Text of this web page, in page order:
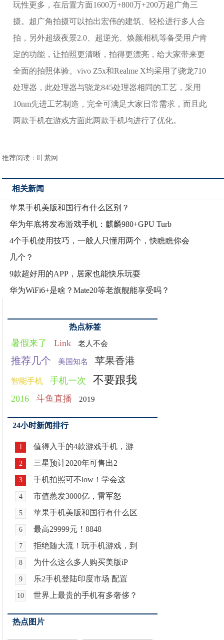
玩性更多，在后置方面1600万+800万+200万超广角三
摄。超广角拍摄可以拍出宏伟的建筑、轻松进行多人合
拍，另外超级夜景2.0、超逆光、焕颜相机等备受用户肯
定的功能，让拍照更清晰，拍得更漂亮，给大家带来更
全面的拍照体验。vivo Z5x和Realme X均采用了骁龙710
处理器，此处理器与骁龙845处理器相同的工艺，采用
10nm先进工艺制造，完全可满足大家日常需求，而且此
两款手机在游戏方面此两款手机均进行了优化。
推荐阅读：叶紫网
相关新闻
苹果手机美版和国行有什么区别？
华为年底将发布游戏手机：麒麟980+GPU Turb
4个手机使用技巧，一般人只懂用两个，快瞧瞧你会
几个？
9款超好用的APP，居家也能快乐玩耍
华为WiFi6+是啥？Mate20等老旗舰能享受吗？
热点标签
暑假来了 Link 老人不会
推荐几个 美国知名 苹果香港
智能手机 手机一次 不要跟我
2016 斗鱼直播 2019
24小时新闻排行
1 值得入手的4款游戏手机，游
2 三星预计2020年可售出2
3 手机拍照可不low！学会这
4 市值蒸发3000亿，雷军怒
5 苹果手机美版和国行有什么区
6 最高29999元！8848
7 拒绝随大流！玩手机游戏，到
8 为什么这么多人购买美版iP
9 乐2手机登陆印度市场 配置
10 世界上最贵的手机有多奢侈？
热点图片